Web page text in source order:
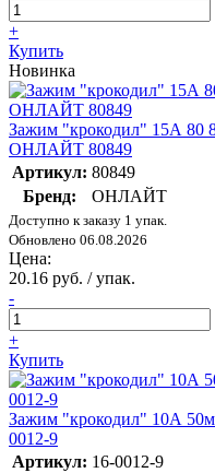
+
Купить
Новинка
Зажим "крокодил" 15А 80
ОНЛАЙТ 80849
Артикул: 80849
Бренд:
ОНЛАЙТ
Доступно к заказу 1 упак.
Обновлено 06.08.2026
Цена:
20.16 руб. / упак.
-
+
Купить
Зажим "крокодил" 10А
0012-9
Артикул: 16-0012-9